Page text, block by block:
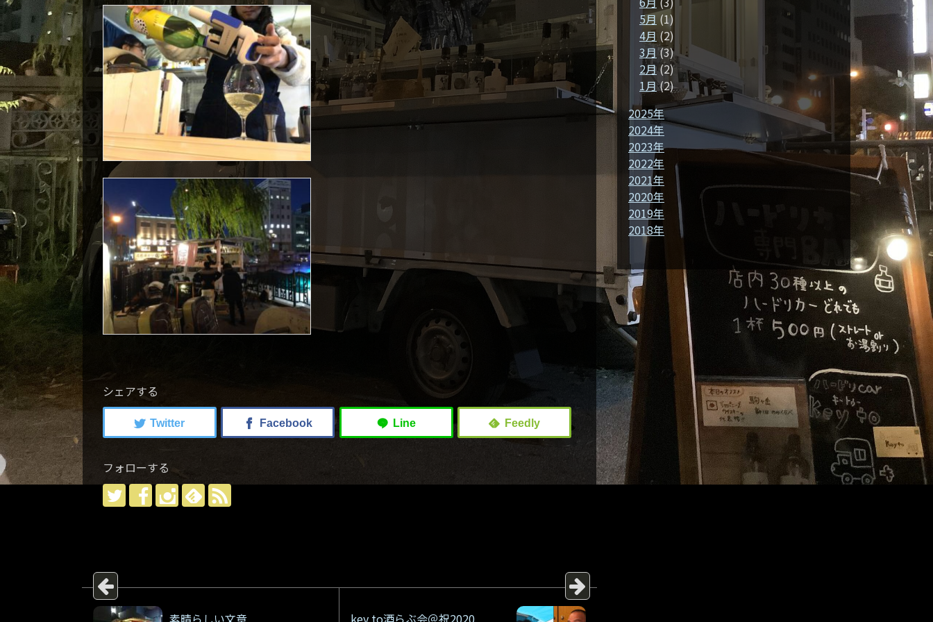
シェアする
フォローする
素晴らしい文章 key to酒らぶ会＠祝2020
5月 (1)
4月 (2)
3月(3)
2月(2)
1月(2)
2025年
2024年
2023年
2022年
2021年
2020年
2019年
2018年